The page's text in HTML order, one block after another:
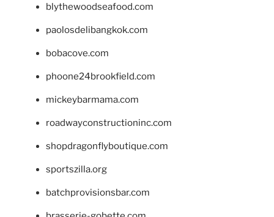
blythewoodseafood.com
paolosdelibangkok.com
bobacove.com
phoone24brookfield.com
mickeybarmama.com
roadwayconstructioninc.com
shopdragonflyboutique.com
sportszilla.org
batchprovisionsbar.com